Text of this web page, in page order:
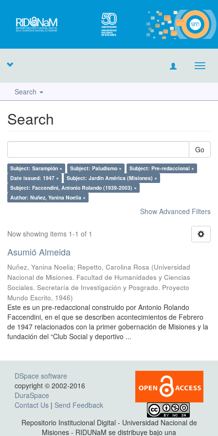
Search
Search
Go
Subject: Sarampión × Subject: Paludismo ×
Subject: Pre-redaccional ×
Date issued: 1947 ×
Subject: Jardín América (Misiones) ×
Subject: Faccendini, Antonio Rolando (1939-2003) ×
Author: Nuñez, Yanina Noelia ×
Show Advanced Filters
Now showing items 1-1 of 1
Asumió Almeida
Nuñez, Yanina Noelia; Repetto, Carolina Rosa (Universidad
Nacional de Misiones. Facultad de Humanidades y Ciencias
Sociales. Secretaría de Investigación y Posgrado. Proyecto
Mundo Escrito, 1946)
Este es un pre-redaccional construido por Antonio Rolando
Faccendini, en el que se describen acontecimientos de Febrero
de 1947 relacionados con la primer gobernación de Misiones y la
fundación del “Club Social y deportivo ...
DSpace software
copyright © 2002-2016
DuraSpace
Contact Us | Send Feedback
Repositorio Institucional Digital - Universidad Nacional de
Misiones - RIDUNaM se distribuye bajo una